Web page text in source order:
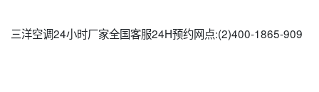
三洋空调24小时厂家全国客服24H预约网点:(2)400-1865-909